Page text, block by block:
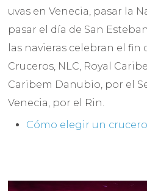
uvas en Venecia, pasar la
pasar el día de San
las navieras celebran el fin
Cruceros, NLC, Royal
Caribem Danubio, por el
Venecia, por el Rin.
Cómo elegir un crucero